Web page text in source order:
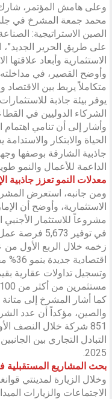
وعلى هامش المؤتمر،
محمد جمعة المشرخ في
الصين الاستراتيجية:
على طريق الحرير
الاستثمارية وأبعاد علاقتها
وأوضح القصير، في
متكاملاً يربط بين الاقتصاد
يوفر بيئة جاذبة
الشركاء الدوليين في
وأشار إلى أن تنامي
الحياة والابتكار
جاذبية الشارقة بوصفها
الداعمة للأعمال والنمو
معدلات النمو تعزز جاذبية
ومن جانبه، استعرض
في توفير
مستثمرين من أكثر من 100 جنسية.
كما أشار المشرخ إلى متانة
والصين، مؤكداً أن عدد
851 شركة خلال النصف
2025.
بحث المشاريع المستقبلية
وخلال الزيارة لمدينتي
الاجتماعات والزيارات